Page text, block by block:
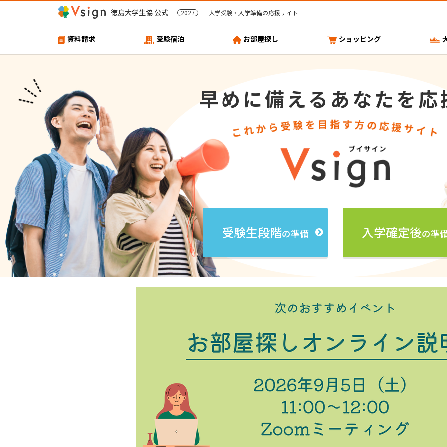
徳島大学生協 公式 2027 大学受験・入学準備の応援サイト
資料請求 受験宿泊 お部屋探し ショッピング
早めに備えるあなたを
受験生段階の準備 入学確定後の準